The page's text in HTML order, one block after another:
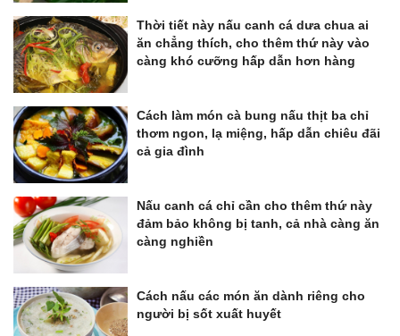
Thời tiết này nấu canh cá dưa chua ai
ăn chẳng thích, cho thêm thứ này vào
càng khó cưỡng hấp dẫn hơn hàng
Cách làm món cà bung nấu thịt ba chỉ
thơm ngon, lạ miệng, hấp dẫn chiêu đãi
cả gia đình
Nấu canh cá chỉ cần cho thêm thứ này
đảm bảo không bị tanh, cả nhà càng ăn
càng nghiền
Cách nấu các món ăn dành riêng cho
người bị sốt xuất huyết